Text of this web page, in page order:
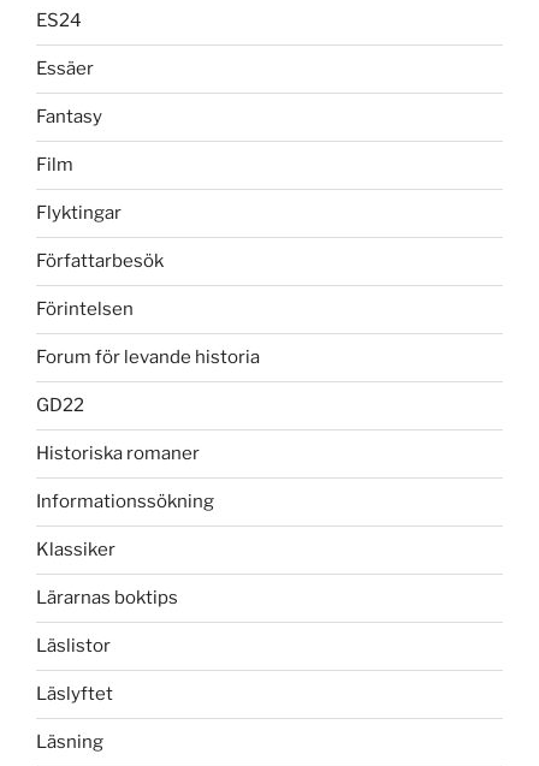
ES24
Essäer
Fantasy
Film
Flyktingar
Författarbesök
Förintelsen
Forum för levande historia
GD22
Historiska romaner
Informationssökning
Klassiker
Lärarnas boktips
Läslistor
Läslyftet
Läsning